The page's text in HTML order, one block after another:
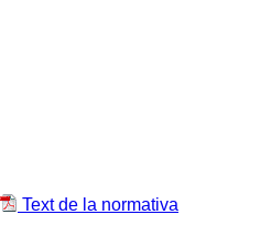
Text de la normativa